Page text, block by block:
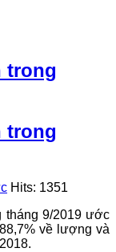
trong
trong
Hits: 1351
tháng 9/2019 ước
về lượng và